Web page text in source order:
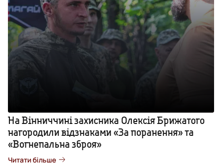
На Вінниччині захисника Олексія Брижатого
нагородили відзнаками «За поранення» та
«Вогнепальна зброя»
Читати більше